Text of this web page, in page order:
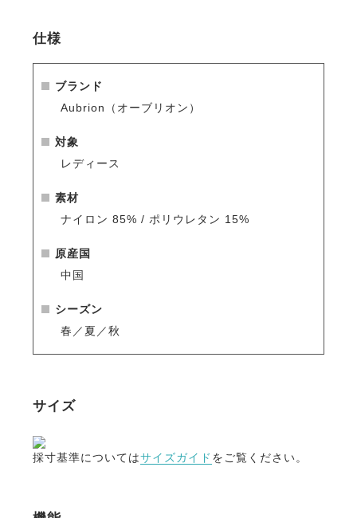
・シンプルなライン、控えめなロゴで洗練された印象
を演出。
※シーズン品のため入荷数が少なく再販はありません
人気商品はすぐに完売となりますので、新商品をいち
仕様
ブランド
Aubrion（オーブリオン）
対象
レディース
素材
ナイロン 85% / ポリウレタン 15%
原産国
中国
シーズン
春／夏／秋
サイズ
採寸基準についてはサイズガイド をご覧ください。